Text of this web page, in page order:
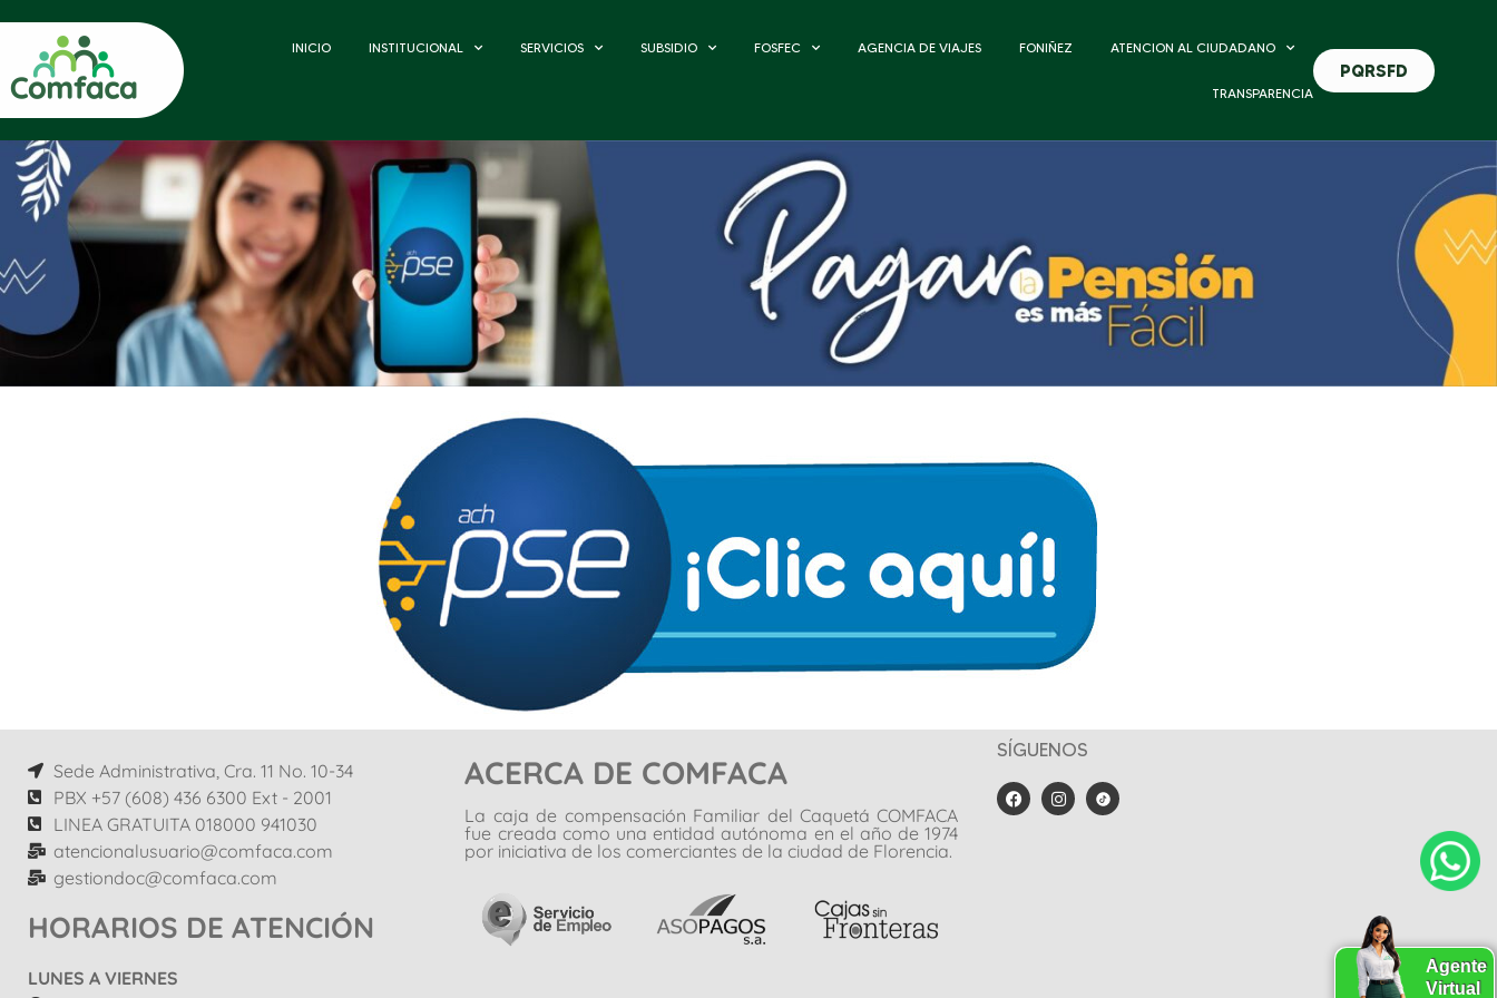
INICIO INSTITUCIONAL SERVICIOS SUBSIDIO FOSFEC AGENCIA DE VIAJES FONIÑEZ ATENCION AL CIUDADANO
TRANSPARENCIA
PQRSFD
Sede Administrativa, Cra. 11 No. 10-34
PBX +57 (608) 436 6300 Ext - 2001
LINEA GRATUITA 018000 941030
atencionalusuario@comfaca.com
gestiondoc@comfaca.com
HORARIOS DE ATENCIÓN
LUNES A VIERNES
ACERCA DE COMFACA
La caja de compensación Familiar del Caquetá COMFACA
fue creada como una entidad autónoma en el año de 1974
por iniciativa de los comerciantes de la ciudad de Florencia.
SÍGUENOS
Agente
Virtual